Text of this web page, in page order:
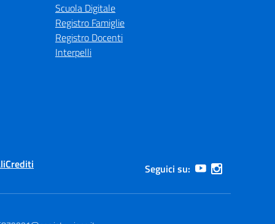
Scuola Digitale
Registro Famiglie
Registro Docenti
Interpelli
Crediti Seguici su: